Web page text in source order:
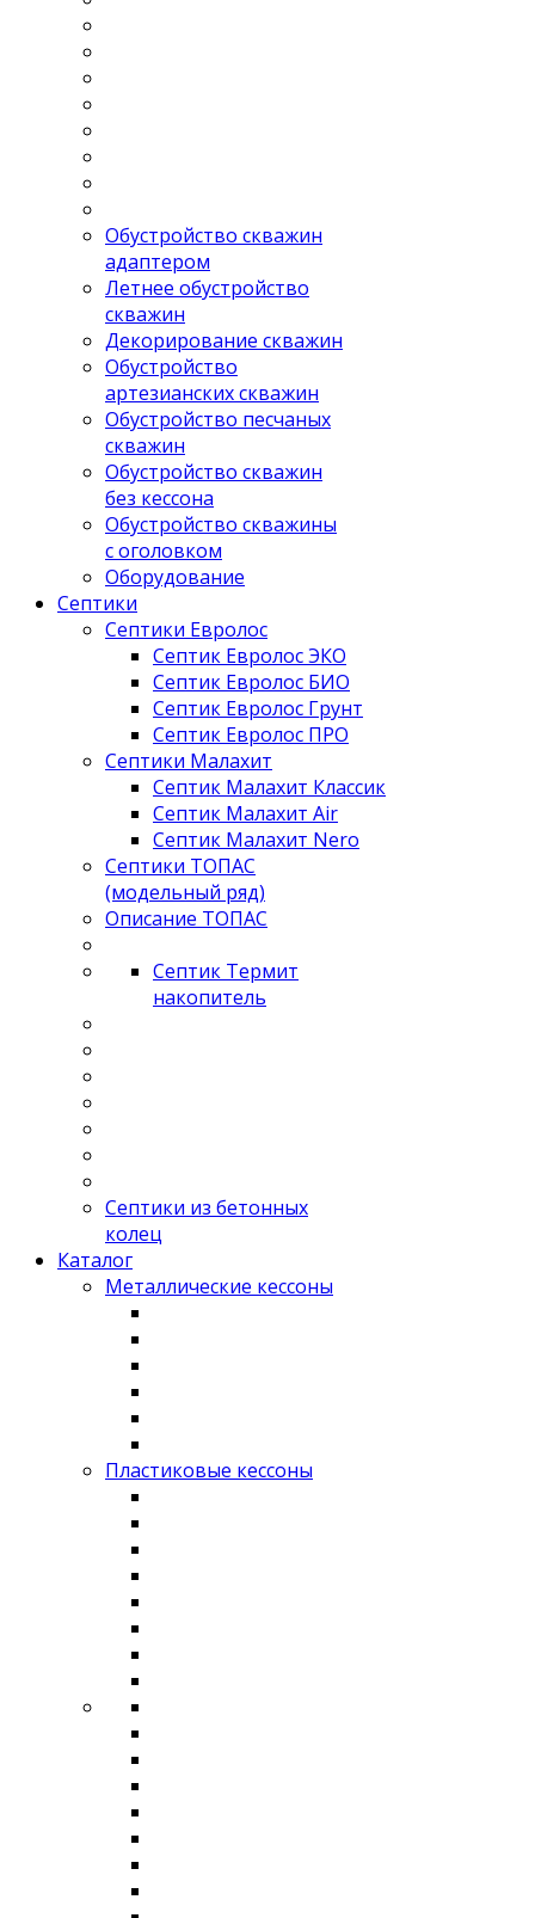
Обустройство скважин
адаптером
Летнее обустройство
скважин
Декорирование скважин
Обустройство
артезианских скважин
Обустройство песчаных
скважин
Обустройство скважин
без кессона
Обустройство скважины
с оголовком
Оборудование
Септики
Септики Евролос
Септик Евролос ЭКО
Септик Евролос БИО
Септик Евролос Грунт
Септик Евролос ПРО
Септики Малахит
Септик Малахит Классик
Септик Малахит Air
Септик Малахит Nero
Септики ТОПАС
(модельный ряд)
Описание ТОПАС
Септик Термит
накопитель
Септики из бетонных
колец
Каталог
Металлические кессоны
Пластиковые кессоны